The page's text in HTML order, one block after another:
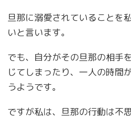
旦那に溺愛されていることを
いと言います。
でも、自分がその旦那の相手
じてしまったり、一人の時間
うようです。
ですが私は、旦那の行動は不